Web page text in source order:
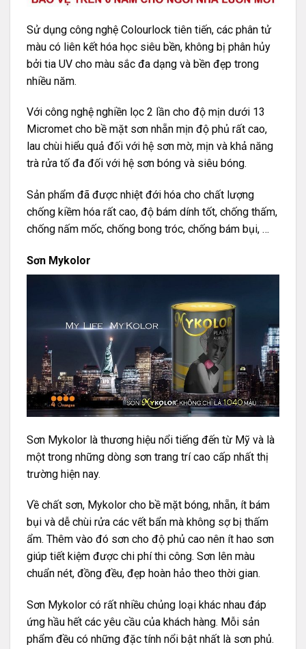
Sử dụng công nghệ Colourlock tiên tiến, các phân tử
màu có liên kết hóa học siêu bền, không bị phân hủy
bởi tia UV cho màu sắc đa dạng và bền đẹp trong
nhiều năm.
Với công nghệ nghiền lọc 2 lần cho độ mịn dưới 13
Micromet cho bề mặt sơn nhẵn mịn độ phủ rất cao,
lau chùi hiểu quả đối với hệ sơn mờ, mịn và khả năng
trà rửa tố đa đối với hệ sơn bóng và siêu bóng.
Sản phẩm đã được nhiệt đới hóa cho chất lượng
chống kiềm hóa rất cao, độ bám dính tốt, chống thấm,
chống nấm mốc, chống bong tróc, chống bám bụi, …
Sơn Mykolor
Sơn Mykolor là thương hiệu nổi tiếng đến từ Mỹ và là
một trong những dòng sơn trang trí cao cấp nhất thị
trường hiện nay.
Về chất sơn, Mykolor cho bề mặt bóng, nhẵn, ít bám
bụi và dễ chùi rửa các vết bẩn mà không sợ bị thấm
ẩm. Thêm vào đó sơn cho độ phủ cao nên ít hao sơn
giúp tiết kiệm được chi phí thi công. Sơn lên màu
chuẩn nét, đồng đều, đẹp hoàn hảo theo thời gian.
Sơn Mykolor có rất nhiều chủng loại khác nhau đáp
ứng hầu hết các yêu cầu của khách hàng. Mỗi sản
phẩm đều có những đặc tính nổi bật nhất là sơn phủ.